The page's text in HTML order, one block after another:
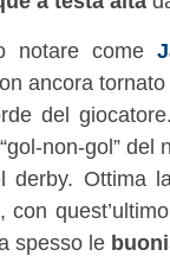
notare come
ancora
del
non-gol” del
derby. Ottima
, con
spesso le